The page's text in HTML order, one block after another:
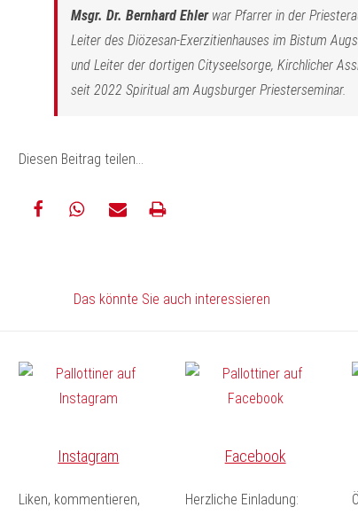
Msgr. Dr. Bernhard Ehlerwar Pfarrer in der
Leiter des Diözesan-Exerzitienhauses im Bistum
und Leiter der dortigen Cityseelsorge, Kirchlicher
seit 2022 Spiritual am Augsburger Priesterseminar.
Diesen Beitrag teilen…
Das könnte Sie auch interessieren
Instagram
Liken, kommentieren,
Facebook
Herzliche Einladung: